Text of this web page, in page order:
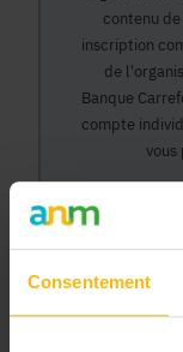
Consentement
contenu
inscription
de
Banque
compte
vous